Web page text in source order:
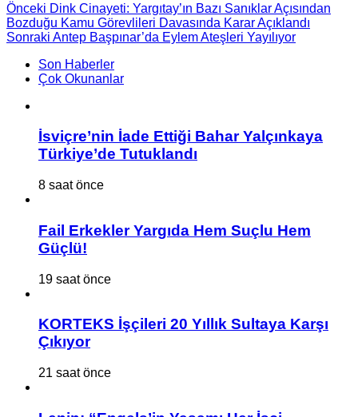
Önceki Dink Cinayeti: Yargıtay’ın Bazı Sanıklar Açısından
Bozduğu Kamu Görevlileri Davasında Karar Açıklandı
Sonraki Antep Başpınar’da Eylem Ateşleri Yayılıyor
Son Haberler
Çok Okunanlar
İsviçre’nin İade Ettiği Bahar Yalçınkaya
Türkiye’de Tutuklandı
8 saat önce
Fail Erkekler Yargıda Hem Suçlu Hem
Güçlü!
19 saat önce
KORTEKS İşçileri 20 Yıllık Sultaya Karşı
Çıkıyor
21 saat önce